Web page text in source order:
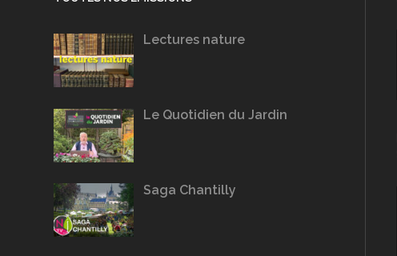
Lectures nature
Le Quotidien du Jardin
Saga Chantilly